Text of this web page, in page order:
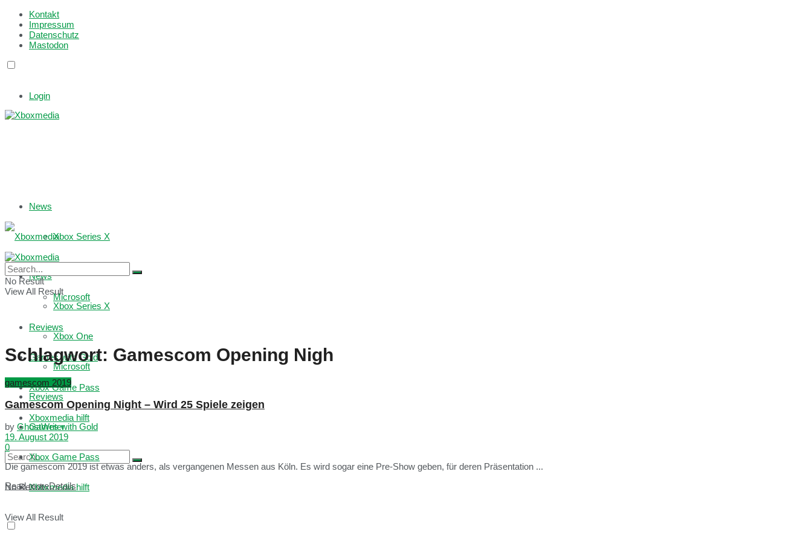
Kontakt
Impressum
Datenschutz
Mastodon
Login
News
Xbox Series X
Microsoft
Reviews
Games with Gold
Xbox Game Pass
Xboxmedia hilft
No Result
View All Result
News
Xbox Series X
Xbox One
Microsoft
Reviews
Games with Gold
Xbox Game Pass
Xboxmedia hilft
No Result
View All Result
Schlagwort: Gamescom Opening Nigh
gamescom 2019
Gamescom Opening Night – Wird 25 Spiele zeigen
by GhostWriter
19. August 2019
0
Die gamescom 2019 ist etwas anders, als vergangenen Messen aus Köln. Es wird sogar eine Pre-Show geben, für deren Präsentation ...
Read moreDetails